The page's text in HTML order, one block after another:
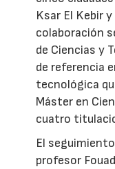
Ksar El Kebir
colaboración
de Ciencias y
de referencia
tecnológica
Máster en
cuatro
El
profesor